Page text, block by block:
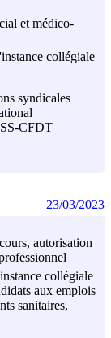
et médico-
collégiale
syndicales
CFDT
autorisation
collégiale
aux emplois
sanitaires,
23/03/2023